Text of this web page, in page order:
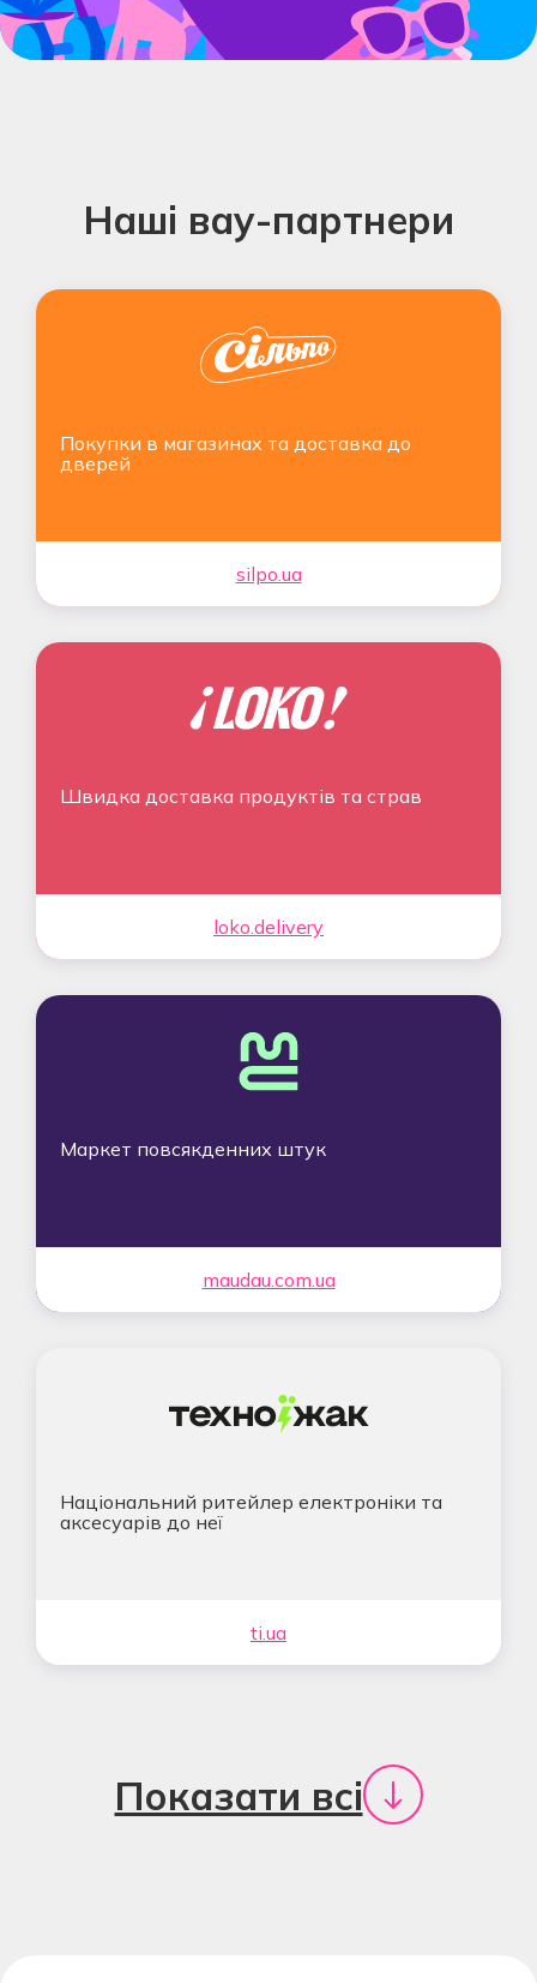
Наші вау-партнери
Покупки в магазинах та доставка до
дверей
silpo.ua
Швидка доставка продуктів та страв
loko.delivery
Маркет повсякденних штук
maudau.com.ua
Національний ритейлер електроніки та
аксесуарів до неї
ti.ua
Показати всі